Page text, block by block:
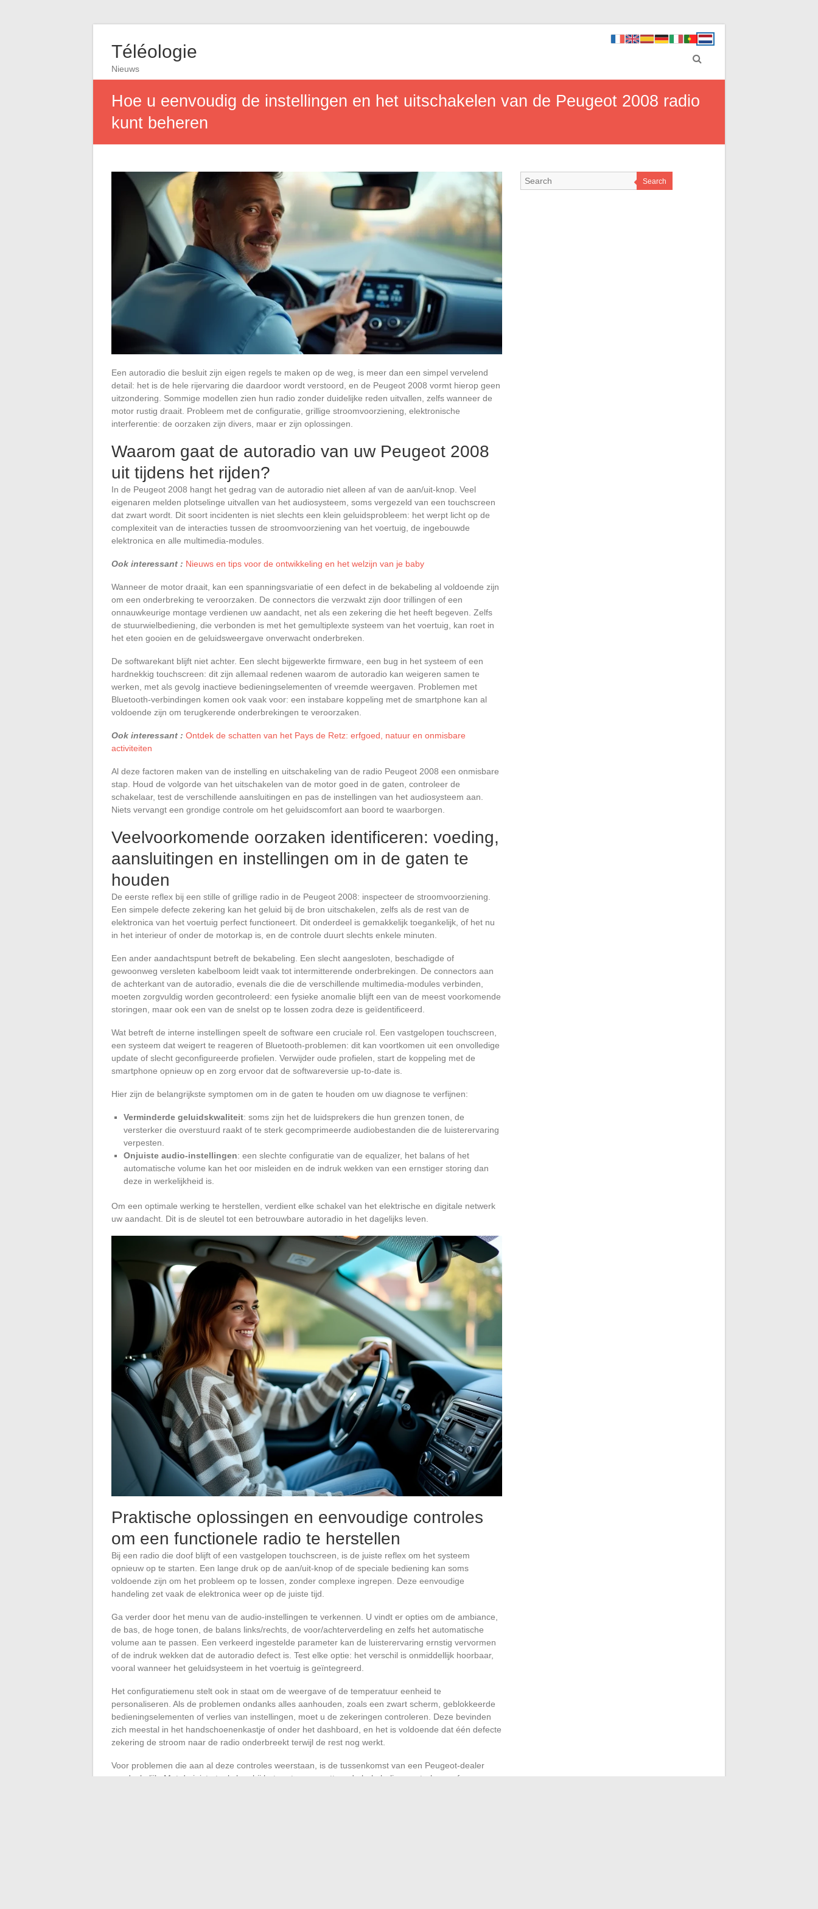
Téléologie
Nieuws
Hoe u eenvoudig de instellingen en het uitschakelen van de Peugeot 2008 radio
kunt beheren
Een autoradio die besluit zijn eigen regels te maken op de weg, is meer dan een simpel vervelend
detail: het is de hele rijervaring die daardoor wordt verstoord, en de Peugeot 2008 vormt hierop geen
uitzondering. Sommige modellen zien hun radio zonder duidelijke reden uitvallen, zelfs wanneer de
motor rustig draait. Probleem met de configuratie, grillige stroomvoorziening, elektronische
interferentie: de oorzaken zijn divers, maar er zijn oplossingen.
Waarom gaat de autoradio van uw Peugeot 2008
uit tijdens het rijden?
In de Peugeot 2008 hangt het gedrag van de autoradio niet alleen af van de aan/uit-knop. Veel
eigenaren melden plotselinge uitvallen van het audiosysteem, soms vergezeld van een touchscreen
dat zwart wordt. Dit soort incidenten is niet slechts een klein geluidsprobleem: het werpt licht op de
complexiteit van de interacties tussen de stroomvoorziening van het voertuig, de ingebouwde
elektronica en alle multimedia-modules.
Ook interessant : Nieuws en tips voor de ontwikkeling en het welzijn van je baby
Wanneer de motor draait, kan een spanningsvariatie of een defect in de bekabeling al voldoende zijn
om een onderbreking te veroorzaken. De connectors die verzwakt zijn door trillingen of een
onnauwkeurige montage verdienen uw aandacht, net als een zekering die het heeft begeven. Zelfs
de stuurwielbediening, die verbonden is met het gemultiplexte systeem van het voertuig, kan roet in
het eten gooien en de geluidsweergave onverwacht onderbreken.
De softwarekant blijft niet achter. Een slecht bijgewerkte firmware, een bug in het systeem of een
hardnekkig touchscreen: dit zijn allemaal redenen waarom de autoradio kan weigeren samen te
werken, met als gevolg inactieve bedieningselementen of vreemde weergaven. Problemen met
Bluetooth-verbindingen komen ook vaak voor: een instabare koppeling met de smartphone kan al
voldoende zijn om terugkerende onderbrekingen te veroorzaken.
Ook interessant : Ontdek de schatten van het Pays de Retz: erfgoed, natuur en onmisbare
activiteiten
Al deze factoren maken van de instelling en uitschakeling van de radio Peugeot 2008 een onmisbare
stap. Houd de volgorde van het uitschakelen van de motor goed in de gaten, controleer de
schakelaar, test de verschillende aansluitingen en pas de instellingen van het audiosysteem aan.
Niets vervangt een grondige controle om het geluidscomfort aan boord te waarborgen.
Veelvoorkomende oorzaken identificeren: voeding,
aansluitingen en instellingen om in de gaten te
houden
De eerste reflex bij een stille of grillige radio in de Peugeot 2008: inspecteer de stroomvoorziening.
Een simpele defecte zekering kan het geluid bij de bron uitschakelen, zelfs als de rest van de
elektronica van het voertuig perfect functioneert. Dit onderdeel is gemakkelijk toegankelijk, of het nu
in het interieur of onder de motorkap is, en de controle duurt slechts enkele minuten.
Een ander aandachtspunt betreft de bekabeling. Een slecht aangesloten, beschadigde of
gewoonweg versleten kabelboom leidt vaak tot intermitterende onderbrekingen. De connectors aan
de achterkant van de autoradio, evenals die die de verschillende multimedia-modules verbinden,
moeten zorgvuldig worden gecontroleerd: een fysieke anomalie blijft een van de meest voorkomende
storingen, maar ook een van de snelst op te lossen zodra deze is geïdentificeerd.
Wat betreft de interne instellingen speelt de software een cruciale rol. Een vastgelopen touchscreen,
een systeem dat weigert te reageren of Bluetooth-problemen: dit kan voortkomen uit een onvolledige
update of slecht geconfigureerde profielen. Verwijder oude profielen, start de koppeling met de
smartphone opnieuw op en zorg ervoor dat de softwareversie up-to-date is.
Hier zijn de belangrijkste symptomen om in de gaten te houden om uw diagnose te verfijnen:
Verminderde geluidskwaliteit: soms zijn het de luidsprekers die hun grenzen tonen, de
versterker die overstuurd raakt of te sterk gecomprimeerde audiobestanden die de luisterervaring
verpesten.
Onjuiste audio-instellingen: een slechte configuratie van de equalizer, het balans of het
automatische volume kan het oor misleiden en de indruk wekken van een ernstiger storing dan
deze in werkelijkheid is.
Om een optimale werking te herstellen, verdient elke schakel van het elektrische en digitale netwerk
uw aandacht. Dit is de sleutel tot een betrouwbare autoradio in het dagelijks leven.
Praktische oplossingen en eenvoudige controles
om een functionele radio te herstellen
Bij een radio die doof blijft of een vastgelopen touchscreen, is de juiste reflex om het systeem
opnieuw op te starten. Een lange druk op de aan/uit-knop of de speciale bediening kan soms
voldoende zijn om het probleem op te lossen, zonder complexe ingrepen. Deze eenvoudige
handeling zet vaak de elektronica weer op de juiste tijd.
Ga verder door het menu van de audio-instellingen te verkennen. U vindt er opties om de ambiance,
de bas, de hoge tonen, de balans links/rechts, de voor/achterverdeling en zelfs het automatische
volume aan te passen. Een verkeerd ingestelde parameter kan de luisterervaring ernstig vervormen
of de indruk wekken dat de autoradio defect is. Test elke optie: het verschil is onmiddellijk hoorbaar,
vooral wanneer het geluidsysteem in het voertuig is geïntegreerd.
Het configuratiemenu stelt ook in staat om de weergave of de temperatuur eenheid te
personaliseren. Als de problemen ondanks alles aanhouden, zoals een zwart scherm, geblokkeerde
bedieningselementen of verlies van instellingen, moet u de zekeringen controleren. Deze bevinden
zich meestal in het handschoenenkastje of onder het dashboard, en het is voldoende dat één defecte
zekering de stroom naar de radio onderbreekt terwijl de rest nog werkt.
Voor problemen die aan al deze controles weerstaan, is de tussenkomst van een Peugeot-dealer
noodzakelijk. Met de juiste tools kan hij het systeem resetten, de bekabeling controleren of een
Search